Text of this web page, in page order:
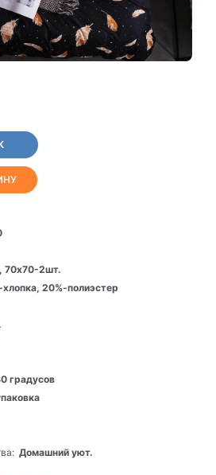
70х70-2шт.
20%-полиэстер
градусов
Домашний уют.